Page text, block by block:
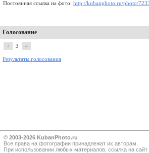
Постоянная ссылка на фото: http://kubanphoto.ru/photo/
Голосование
+ 3 –
Результаты голосования
© 2003-2026 KubanPhoto.ru
Все прaва на фотографии принадлежат их авторам.
При использовании любых материалов, ссылка на сайт